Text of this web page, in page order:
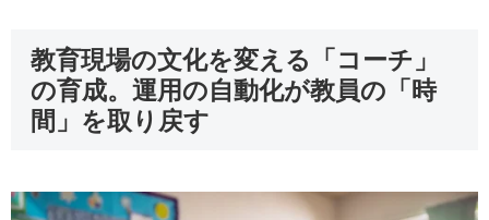
教育現場の文化を変える「コーチ」
の育成。運用の自動化が教員の「時
間」を取り戻す